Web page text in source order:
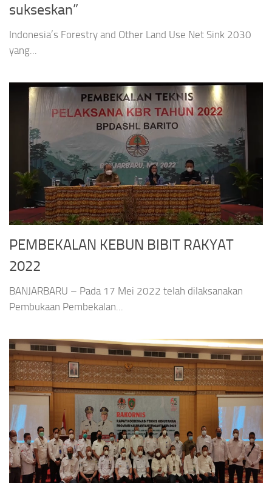
sukseskan”
Indonesia’s Forestry and Other Land Use Net Sink 2030
yang...
PEMBEKALAN KEBUN BIBIT RAKYAT
2022
BANJARBARU – Pada 17 Mei 2022 telah dilaksanakan
Pembukaan Pembekalan...